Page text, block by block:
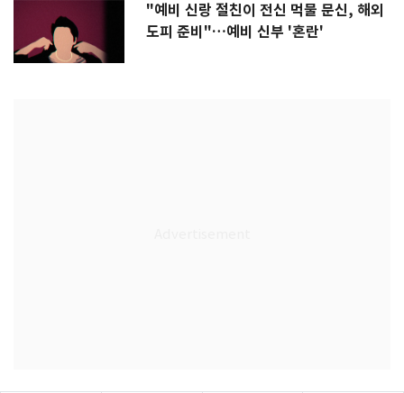
"예비 신랑 절친이 전신 먹물 문신, 해외
도피 준비"…예비 신부 '혼란'